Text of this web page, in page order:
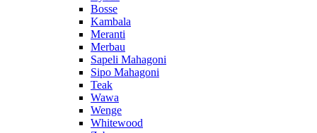
Bosse
Kambala
Meranti
Merbau
Sapeli Mahagoni
Sipo Mahagoni
Teak
Wawa
Wenge
Whitewood